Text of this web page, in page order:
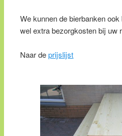
We kunnen de bierbanken
wel extra bezorgkosten bij uw
Naar deprijslijst